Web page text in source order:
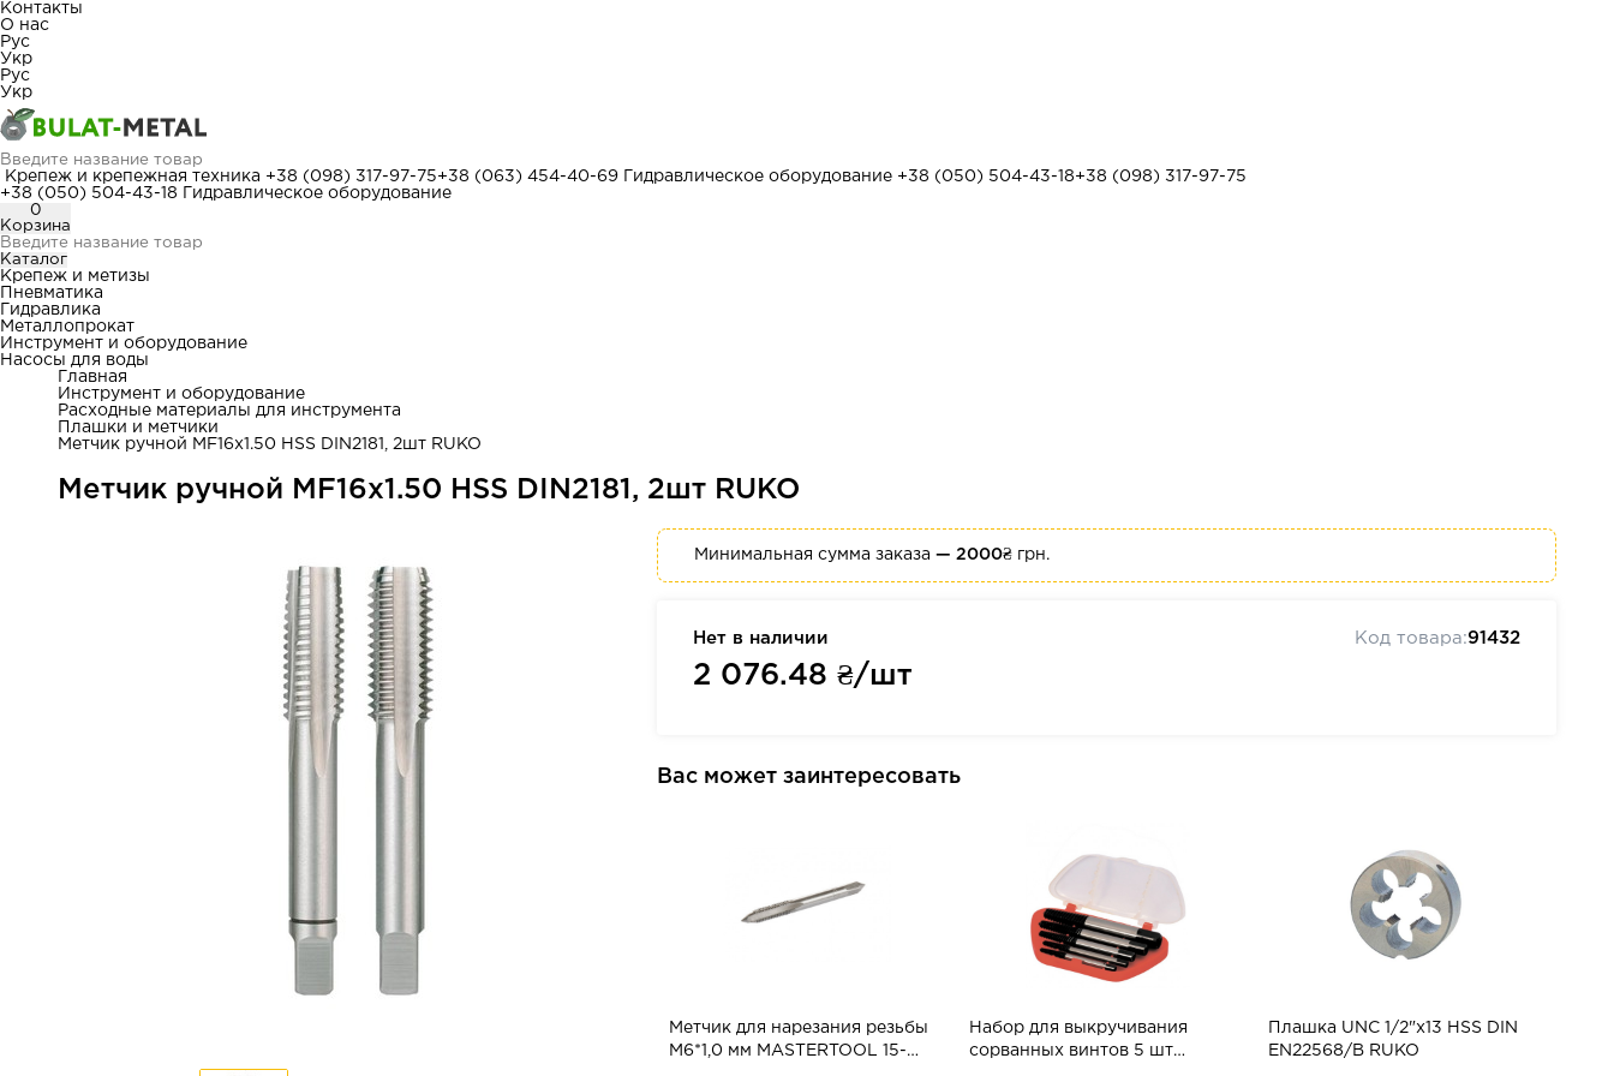
Контакты
О нас
Рус
Укр
Рус
Укр
Крепеж и крепежная техника +38 (098) 317-97-75+38 (063) 454-40-69 Гидравлическое оборудование +38 (050) 504-43-18+38 (098) 317-97-75
+38 (050) 504-43-18
Гидравлическое оборудование
0
Корзина
Каталог
Крепеж и метизы
Пневматика
Гидравлика
Металлопрокат
Инструмент и оборудование
Насосы для воды
Главная
Инструмент и оборудование
Расходные материалы для инструмента
Плашки и метчики
Метчик ручной MF16x1.50 HSS DIN2181, 2шт RUKO
Метчик ручной MF16x1.50 HSS DIN2181, 2шт RUKO
Минимальная сумма заказа— 2000₴ грн.
Нет в наличии
2 076.48 ₴/шт
Код товара:91432
Вас может заинтересовать
Метчик для нарезания резьбы
М6*1,0 мм МASTERTOOL 15-
Набор для выкручивания
сорванных винтов 5 шт
Плашка UNC 1/2"x13 HSS DIN
EN22568/B RUKO